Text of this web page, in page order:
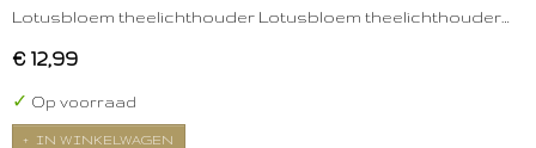
Lotusbloem theelichthouder Lotusbloem theelichthouder…
€ 12,99
✓ Op voorraad
IN WINKELWAGEN